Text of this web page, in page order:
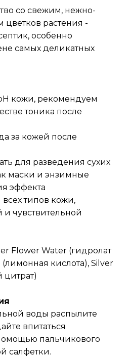
со свежим, нежно-
растения -
особенно
самых деликатных
кожи, рекомендуем
тоника после
за кожей после
для разведения сухих
маски и энзимные
эффекта
типов кожи,
и чувствительной
Flower Water (гидролат
кислота), Silver
цитрат)
воды распылите
впитаться
пальчикового
салфетки.